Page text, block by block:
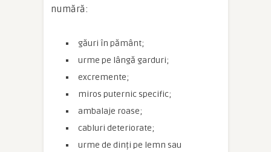
numără:
găuri în pământ;
urme pe lângă garduri;
excremente;
miros puternic specific;
ambalaje roase;
cabluri deteriorate;
urme de dinți pe lemn sau